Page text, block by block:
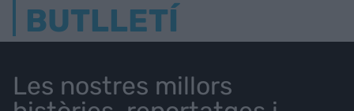
BUTLLETÍ
Les nostres millors